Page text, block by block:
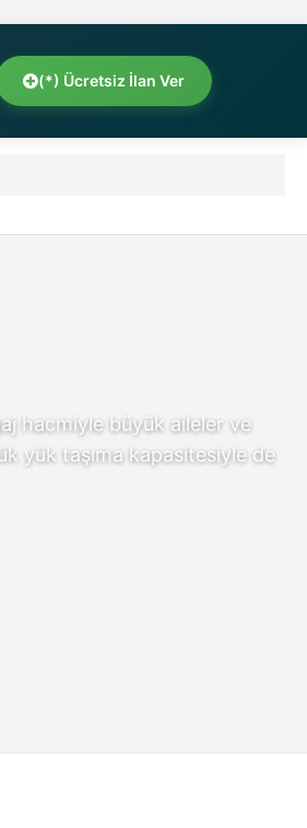
(*) Ücretsiz İlan Ver
hacmiyle büyük aileler ve
yük taşıma kapasitesiyle de